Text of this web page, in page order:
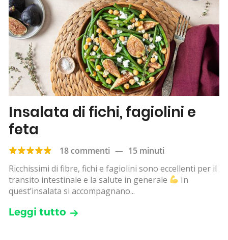
Insalata di fichi, fagiolini e
feta
18 commenti — 15 minuti
Ricchissimi di fibre, fichi e fagiolini sono eccellenti per il
transito intestinale e la salute in generale
In
quest’insalata si accompagnano...
Leggi tutto